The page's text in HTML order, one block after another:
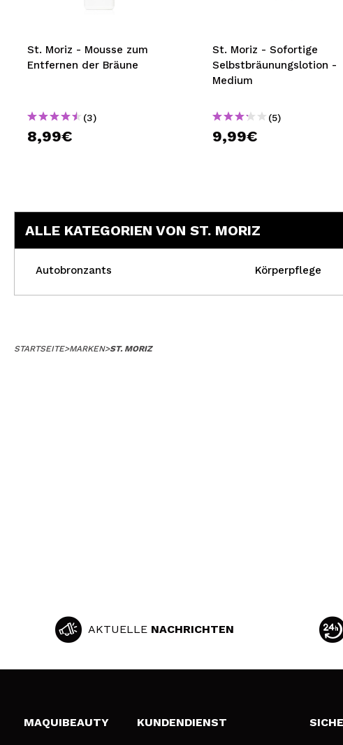
St. Moriz - Mousse zum
Entfernen der Bräune
(3)
8,99€
St. Moriz - Sofortige
Selbstbräunungslotion -
Medium
(5)
9,99€
ALLE KATEGORIEN VON ST. MORIZ
Autobronzants Körperpflege
STARTSEITE>MARKEN>ST. MORIZ
AKTUELLE NACHRICHTEN
MAQUIBEAUTY KUNDENDIENST